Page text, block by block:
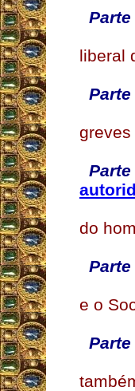
Parte
liberal
Parte
greves
Parte
do
Parte
e o
Parte